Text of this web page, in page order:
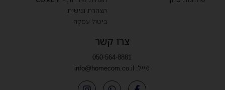
הצהרת נגישות
ביטול עסקה
צרו קשר
050-564-8881
מייל: info@homecom.co.il